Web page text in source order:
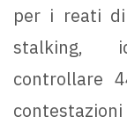
per i reati
stalking,
controllare